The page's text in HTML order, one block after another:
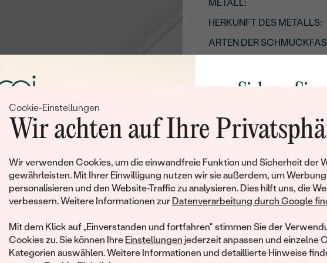
Cookie-Einstellungen
Wir achten auf Ihre
Wir verwenden Cookies, um die einwandfreie Funktion und Sicherheit der
gewährleisten. Mit Ihrer Einwilligung nutzen wir sie außerdem, um Werbung
personalisieren und den Website-Traffic zu analysieren. Dies hilft uns, die
verbessern. Weitere Informationen zur Datenverarbeitung durch Google
Mit dem Klick auf „Einverstanden und fortfahren" stimmen Sie der
Cookies zu. Sie können Ihre Einstellungen jederzeit anpassen und einzelne
Kategorien auswählen. Weitere Informationen und detaillierte Hinweise
METALL:
HERKUNFT DES METALLS:
ARTEN DER
BREITE:
GESAMTES UNGEFÄHRES
TYP:
ANZAHL:
KARATGEWICHT:
ABMESSUNGEN:
FARBE:
Sichern Sie
Rabatt auf
Werden Sie Teil
und entdecken Sie die
gefertigten Schmucks
Ihren ersten